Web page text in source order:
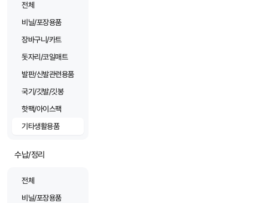
전체
비닐/포장용품
장바구니/카트
돗자리/코일매트
발판/신발관련용품
국기/깃발/깃봉
핫팩/아이스팩
기타생활용품
수납/정리
전체
비닐/포장용품